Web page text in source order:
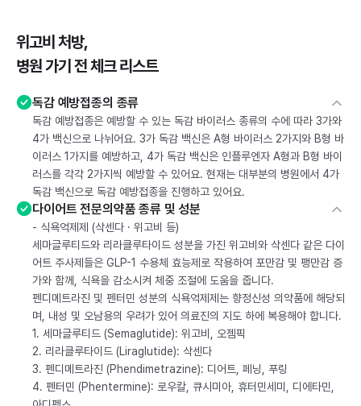
위고비 처방,
병원 가기 전 체크 리스트
독감 예방접종의 종류
독감 예방접종은 예방할 수 있는 독감 바이러스 종류의 수에 따라 3가와
4가 백신으로 나뉘어요. 3가 독감 백신은 A형 바이러스 2가지와 B형 바
이러스 1가지를 예방하고, 4가 독감 백신은 인플루엔자 A형과 B형 바이
러스를 각각 2가지씩 예방할 수 있어요. 현재는 대부분의 병원에서 4가
독감 백신으로 독감 예방접종을 진행하고 있어요.
다이어트 전문의약품 종류 및 성분
- 식욕억제제 (삭센다 · 위고비 등)
세마글루티드와 리라클루타이드 성분을 가진 위고비와 삭센다 같은 다이
어트 주사제들은 GLP-1 수용체 효능제로 작용하여 포만감 및 팽만감 증
가와 함께, 식욕을 감소시켜 체중 조절에 도움을 줍니다.
펜디메트라진 및 펜터민 성분의 식욕억제제는 향정신성 의약품에 해당되
며, 내성 및 오남용의 우려가 있어 의료진의 지도 하에 복용해야 합니다.
1. 세마글루티드 (Semaglutide): 위고비, 오젬픽
2. 리라클루타이드 (Liraglutide): 삭센다
3. 펜디메트라진 (Phendimetrazine): 디어트, 페닝, 푸링
4. 펜터민 (Phentermine): 로우칼, 큐시미아, 휴터민세미, 디에타민,